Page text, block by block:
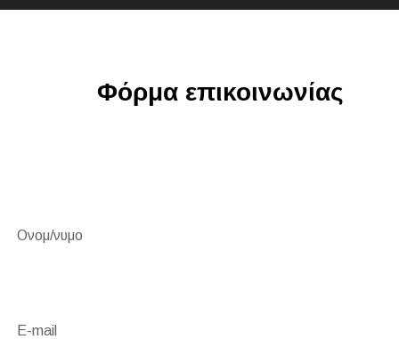
Φόρμα επικοινωνίας
Ονομ/νυμο
E-mail